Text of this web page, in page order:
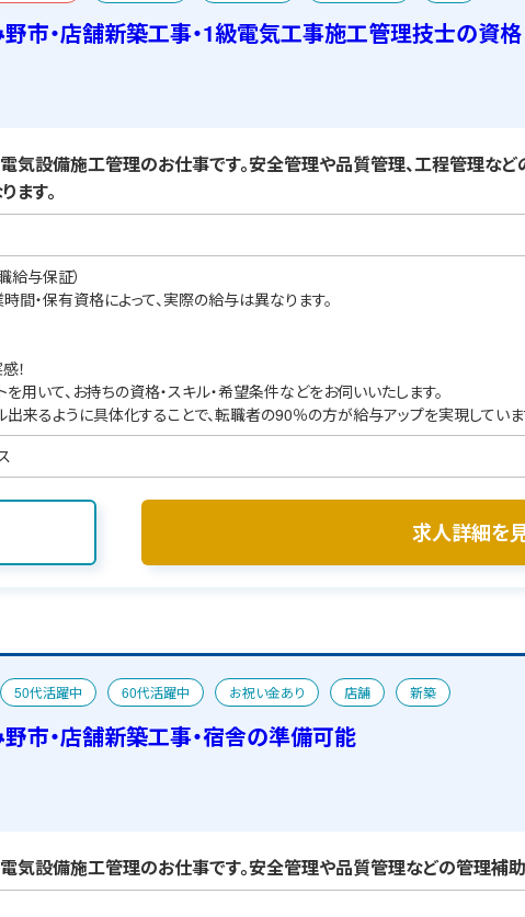
宿舎あり
市・店舗新築工事・1級電気工事施工管理技士の資格
設備施工管理のお仕事です。安全管理や品質管理、工程管理など
す。
給与保証）
間・保有資格によって、実際の給与は異なります。
！
用いて、お持ちの資格・スキル・希望条件などをお伺いいたします。
来るように具体化することで、転職者の90％の方が給与アップを実現していま
求人詳細を
50代活躍中 60代活躍中 お祝い金あり 店舗
新築
市・店舗新築工事・宿舎の準備可能
設備施工管理のお仕事です。安全管理や品質管理などの管理補助